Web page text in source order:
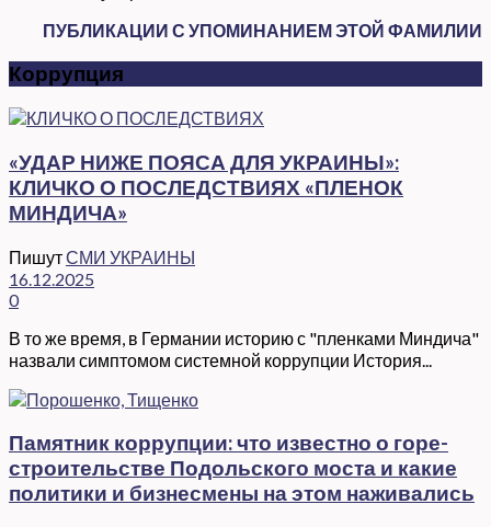
ПУБЛИКАЦИИ С УПОМИНАНИЕМ ЭТОЙ ФАМИЛИИ
Коррупция
«УДАР НИЖЕ ПОЯСА ДЛЯ УКРАИНЫ»:
КЛИЧКО О ПОСЛЕДСТВИЯХ «ПЛЕНОК
МИНДИЧА»
ПишутСМИ УКРАИНЫ
16.12.2025
0
В то же время, в Германии историю с "пленками Миндича"
назвали симптомом системной коррупции История...
Памятник коррупции: что известно о горе-
строительстве Подольского моста и какие
политики и бизнесмены на этом наживались